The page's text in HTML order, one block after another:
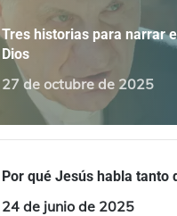
Tres historias para narrar
Dios
27 de octubre de 2025
Por qué Jesús habla tanto
24 de junio de 2025